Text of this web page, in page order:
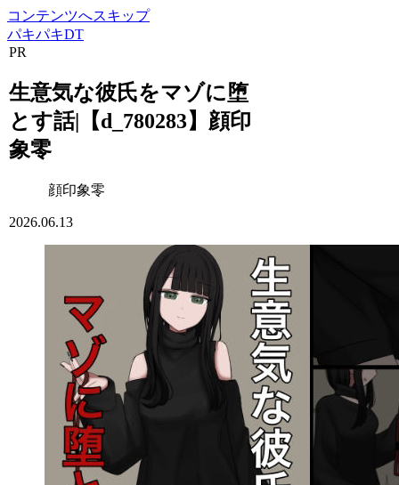
コンテンツへスキップ
パキパキDT
PR
生意気な彼氏をマゾに堕
とす話|【d_780283】顔印
象零
顔印象零
2026.06.13